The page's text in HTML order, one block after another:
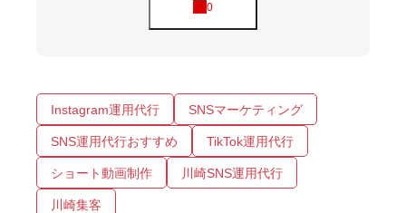
Instagram運用代行 SNSマーケティング
SNS運用代行おすすめ TikTok運用代行
ショート動画制作 川崎SNS運用代行
川崎集客